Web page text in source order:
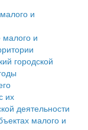
и
малого и
и
и
городской
их
деятельности
малого и